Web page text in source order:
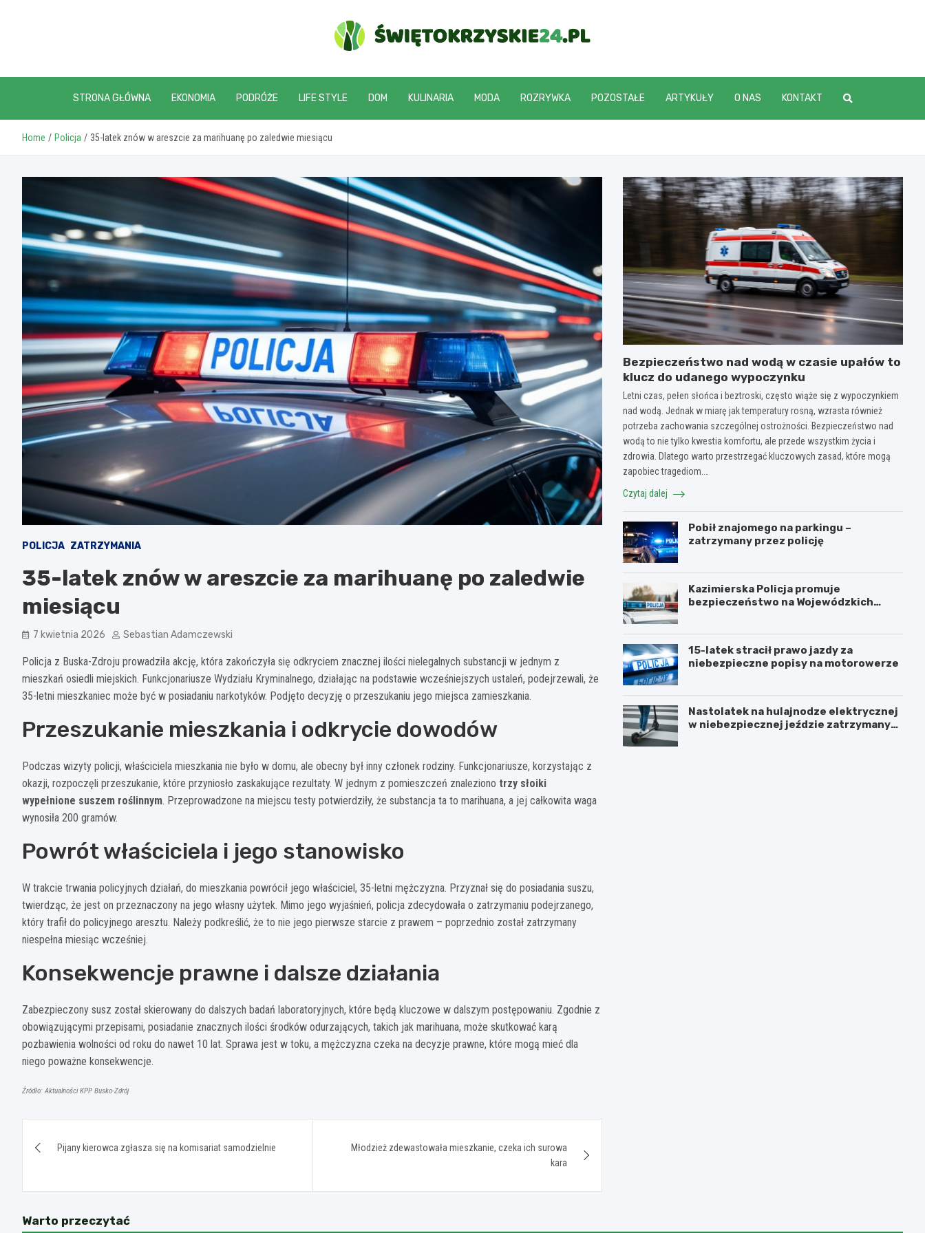
swietokrzyskie24.pl
STRONA GŁÓWNA EKONOMIA PODRÓŻE LIFE STYLE DOM KULINARIA MODA ROZRYWKA POZOSTAŁE ARTYKUŁY O NAS KONTAKT
Home Policja 35-latek znów w areszcie za marihuanę po zaledwie miesiącu
POLICJA ZATRZYMANIA
35-latek znów w areszcie za marihuanę po zaledwie
miesiącu
7 kwietnia 2026 Sebastian Adamczewski
Policja z Buska-Zdroju prowadziła akcję, która zakończyła się odkryciem znacznej ilości nielegalnych substancji w jednym z
mieszkań osiedli miejskich. Funkcjonariusze Wydziału Kryminalnego, działając na podstawie wcześniejszych ustaleń, podejrzewali, że
35-letni mieszkaniec może być w posiadaniu narkotyków. Podjęto decyzję o przeszukaniu jego miejsca zamieszkania.
Przeszukanie mieszkania i odkrycie dowodów
Podczas wizyty policji, właściciela mieszkania nie było w domu, ale obecny był inny członek rodziny. Funkcjonariusze, korzystając z
okazji, rozpoczęli przeszukanie, które przyniosło zaskakujące rezultaty. W jednym z pomieszczeń znaleziono trzy słoiki
wypełnione suszem roślinnym. Przeprowadzone na miejscu testy potwierdziły, że substancja ta to marihuana, a jej całkowita waga
wynosiła 200 gramów.
Powrót właściciela i jego stanowisko
W trakcie trwania policyjnych działań, do mieszkania powrócił jego właściciel, 35-letni mężczyzna. Przyznał się do posiadania suszu,
twierdząc, że jest on przeznaczony na jego własny użytek. Mimo jego wyjaśnień, policja zdecydowała o zatrzymaniu podejrzanego,
który trafił do policyjnego aresztu. Należy podkreślić, że to nie jego pierwsze starcie z prawem – poprzednio został zatrzymany
niespełna miesiąc wcześniej.
Konsekwencje prawne i dalsze działania
Zabezpieczony susz został skierowany do dalszych badań laboratoryjnych, które będą kluczowe w dalszym postępowaniu. Zgodnie z
obowiązującymi przepisami, posiadanie znacznych ilości środków odurzających, takich jak marihuana, może skutkować karą
pozbawienia wolności od roku do nawet 10 lat. Sprawa jest w toku, a mężczyzna czeka na decyzje prawne, które mogą mieć dla
niego poważne konsekwencje.
Źródło: Aktualności KPP Busko-Zdrój
wpisuPijany kierowca zgłasza się na komisariat samodzielnie
Młodzież zdewastowała mieszkanie, czeka ich surowa
kara
Bezpieczeństwo nad wodą w czasie upałów to
klucz do udanego wypoczynku
Letni czas, pełen słońca i beztroski, często wiąże się z wypoczynkiem
nad wodą. Jednak w miarę jak temperatury rosną, wzrasta również
potrzeba zachowania szczególnej ostrożności. Bezpieczeństwo nad
wodą to nie tylko kwestia komfortu, ale przede wszystkim życia i
zdrowia. Dlatego warto przestrzegać kluczowych zasad, które mogą
zapobiec tragediom.…
Czytaj dalej
Pobił znajomego na parkingu –
zatrzymany przez policję
Kazimierska Policja promuje
bezpieczeństwo na Wojewódzkich
15-latek stracił prawo jazdy za
niebezpieczne popisy na motorowerze
Nastolatek na hulajnodze elektrycznej
w niebezpiecznej jeździe zatrzymany
Warto przeczytać